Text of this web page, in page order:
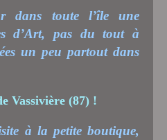
dans toute l’île une
d’Art, pas du tout à
un peu partout dans
à la petite boutique,